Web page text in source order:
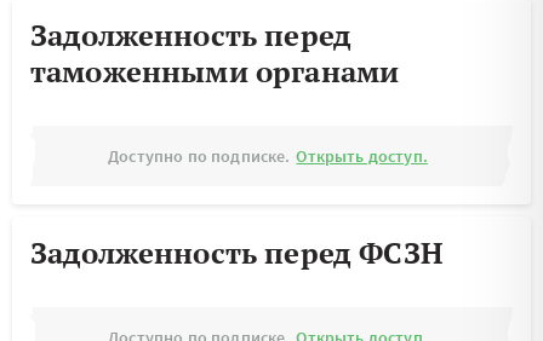
Задолженность перед
таможенными органами
Доступно по подписке. Открыть доступ.
Задолженность перед ФСЗН